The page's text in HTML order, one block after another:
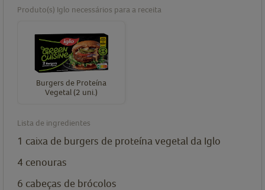
Produto(s) Iglo necessários para a receita
Burgers de Proteína
Vegetal (2 uni.)
Lista de ingredientes
1 caixa de burgers de proteína vegetal da Iglo
4 cenouras
6 cabeças de brócolos